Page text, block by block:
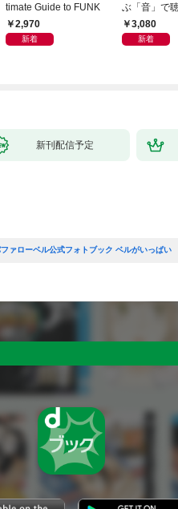
timate Guide to FUNK
2,970
新着
ぶ「音」で
0——音質探
クガイド
3,080
新着
新刊配信予定
ァローベル公式フォトブック ベルがいっぱい